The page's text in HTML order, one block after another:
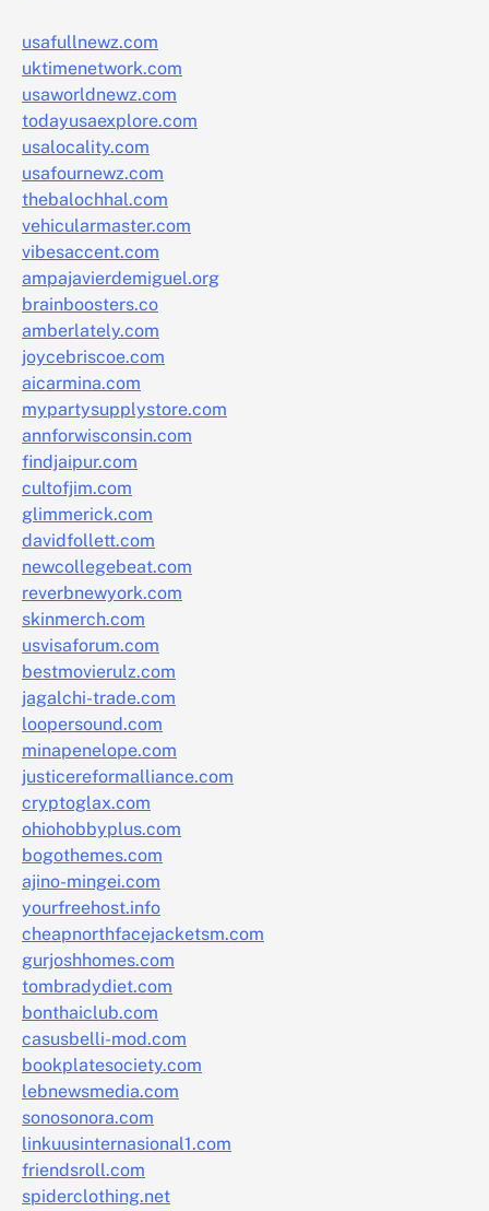
usafullnewz.com
uktimenetwork.com
usaworldnewz.com
todayusaexplore.com
usalocality.com
usafournewz.com
thebalochhal.com
vehicularmaster.com
vibesaccent.com
ampajavierdemiguel.org
brainboosters.co
amberlately.com
joycebriscoe.com
aicarmina.com
mypartysupplystore.com
annforwisconsin.com
findjaipur.com
cultofjim.com
glimmerick.com
davidfollett.com
newcollegebeat.com
reverbnewyork.com
skinmerch.com
usvisaforum.com
bestmovierulz.com
jagalchi-trade.com
loopersound.com
minapenelope.com
justicereformalliance.com
cryptoglax.com
ohiohobbyplus.com
bogothemes.com
ajino-mingei.com
yourfreehost.info
cheapnorthfacejacketsm.com
gurjoshhomes.com
tombradydiet.com
bonthaiclub.com
casusbelli-mod.com
bookplatesociety.com
lebnewsmedia.com
sonosonora.com
linkuusinternasional1.com
friendsroll.com
spiderclothing.net